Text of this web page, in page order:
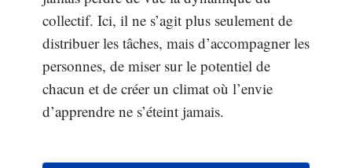
collectif. Ici, il ne s’agit plus seulement de
distribuer les tâches, mais d’accompagner les
personnes, de miser sur le potentiel de
chacun et de créer un climat où l’envie
d’apprendre ne s’éteint jamais.